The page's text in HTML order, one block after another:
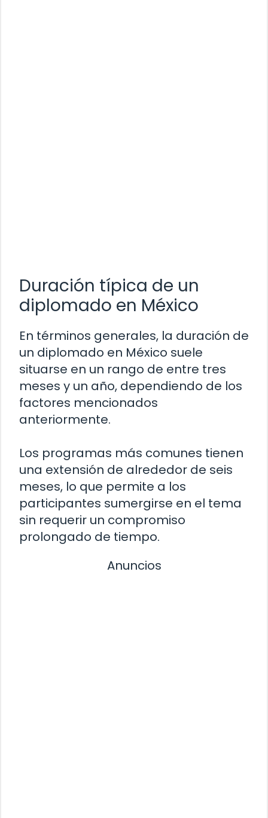
Duración típica de un
diplomado en México
En términos generales, la duración de
un diplomado en México suele
situarse en un rango de entre tres
meses y un año, dependiendo de los
factores mencionados
anteriormente.
Los programas más comunes tienen
una extensión de alrededor de seis
meses, lo que permite a los
participantes sumergirse en el tema
sin requerir un compromiso
prolongado de tiempo.
Anuncios